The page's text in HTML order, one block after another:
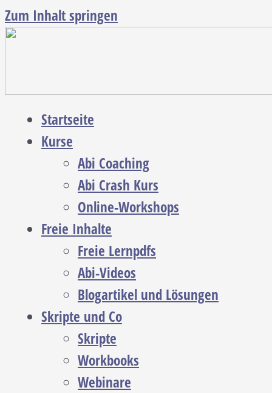
Zum Inhalt springen
Startseite
Kurse
Abi Coaching
Abi Crash Kurs
Online-Workshops
Freie Inhalte
Freie Lernpdfs
Abi-Videos
Blogartikel und Lösungen
Skripte und Co
Skripte
Workbooks
Webinare